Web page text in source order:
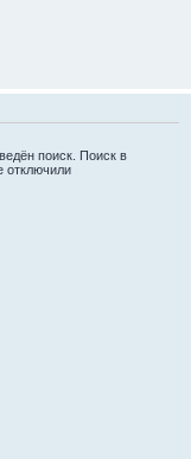
поиск. Поиск в
отключили